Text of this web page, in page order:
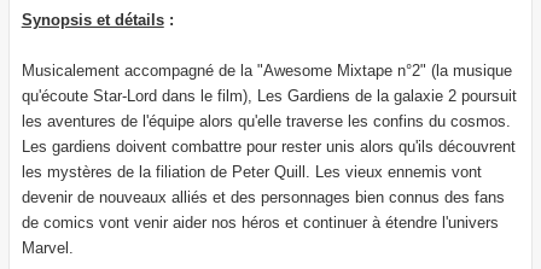
Synopsis et détails:
Musicalement accompagné de la "Awesome Mixtape n°2" (la musique
qu'écoute Star-Lord dans le film), Les Gardiens de la galaxie 2 poursuit
les aventures de l'équipe alors qu'elle traverse les confins du cosmos.
Les gardiens doivent combattre pour rester unis alors qu'ils découvrent
les mystères de la filiation de Peter Quill. Les vieux ennemis vont
devenir de nouveaux alliés et des personnages bien connus des fans
de comics vont venir aider nos héros et continuer à étendre l'univers
Marvel.